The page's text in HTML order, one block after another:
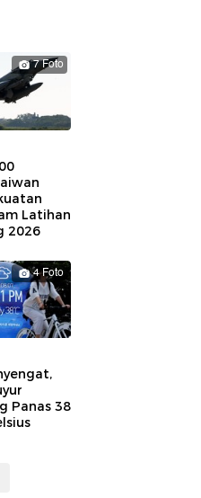
7 Foto
Latihan
2026
4 Foto
Panas 38